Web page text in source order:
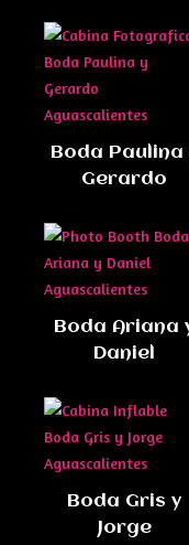
Boda Paulina
Gerardo
Boda Ariana
Daniel
Boda Gris y
Jorge